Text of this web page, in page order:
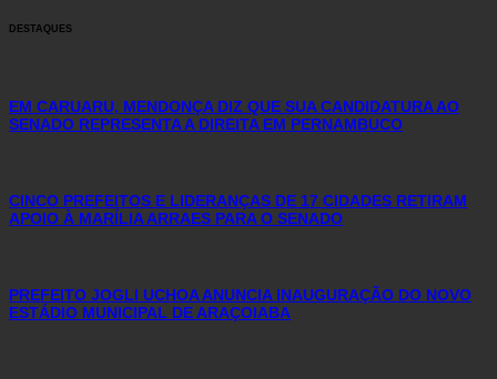
DESTAQUES
EM CARUARU, MENDONÇA DIZ QUE SUA CANDIDATURA AO
SENADO REPRESENTA A DIREITA EM PERNAMBUCO
CINCO PREFEITOS E LIDERANÇAS DE 17 CIDADES RETIRAM
APOIO À MARÍLIA ARRAES PARA O SENADO
PREFEITO JOGLI UCHOA ANUNCIA INAUGURAÇÃO DO NOVO
ESTÁDIO MUNICIPAL DE ARAÇOIABA